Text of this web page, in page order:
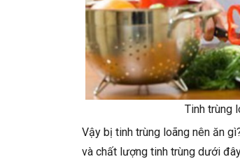
Tinh trùng
Vậy bị tinh trùng loãng nên ăn
và chất lượng tinh trùng dưới